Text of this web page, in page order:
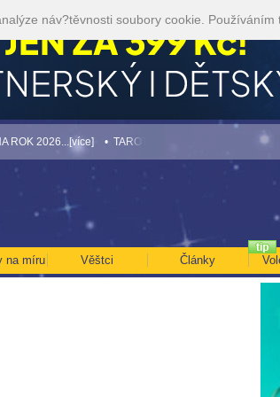
na míru Věštci Články
2026...[více] • TAROT NA SRPEN ZA 49,-KČ... [více] •
náv?těvnosti soubory cookie. Používáním